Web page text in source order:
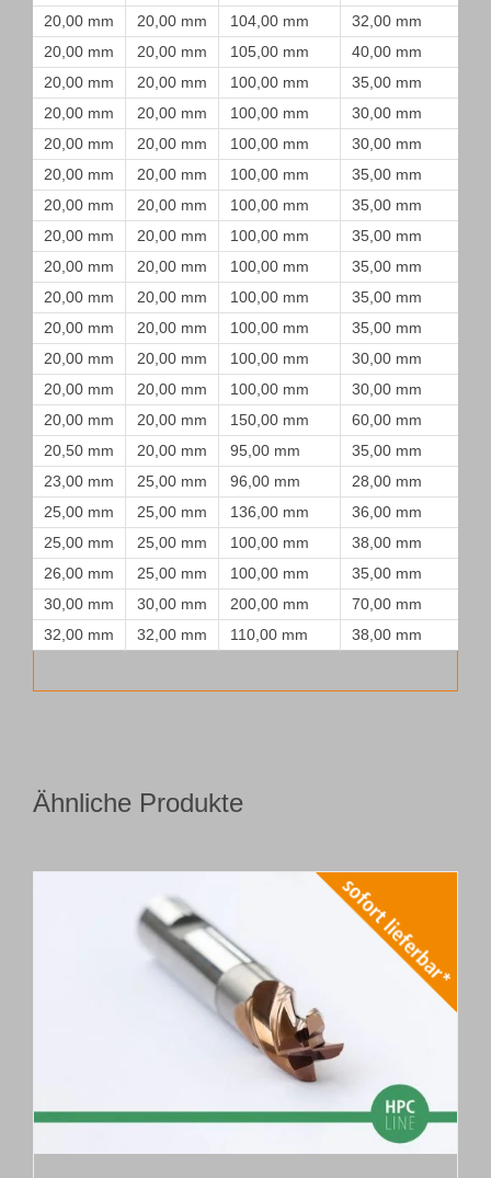
20,00 mm
20,00 mm 104,00 mm
32,00 mm
20,00 mm
20,00 mm 105,00 mm
40,00 mm
20,00 mm
20,00 mm 100,00 mm
35,00 mm
20,00 mm
20,00 mm 100,00 mm
30,00 mm
20,00 mm
20,00 mm 100,00 mm
30,00 mm
20,00 mm
20,00 mm 100,00 mm
35,00 mm
20,00 mm
20,00 mm 100,00 mm
35,00 mm
20,00 mm
20,00 mm 100,00 mm
35,00 mm
20,00 mm
20,00 mm 100,00 mm
35,00 mm
20,00 mm
20,00 mm 100,00 mm
35,00 mm
20,00 mm
20,00 mm 100,00 mm
35,00 mm
20,00 mm
20,00 mm 100,00 mm
30,00 mm
20,00 mm
20,00 mm 100,00 mm
30,00 mm
20,00 mm
20,00 mm 150,00 mm
60,00 mm
20,50 mm
20,00 mm 95,00 mm
35,00 mm
23,00 mm
25,00 mm 96,00 mm
28,00 mm
25,00 mm
25,00 mm 136,00 mm
36,00 mm
25,00 mm
25,00 mm 100,00 mm
38,00 mm
26,00 mm
25,00 mm 100,00 mm
35,00 mm
30,00 mm
30,00 mm 200,00 mm
70,00 mm
32,00 mm
32,00 mm 110,00 mm 38,00 mm
Ähnliche Produkte